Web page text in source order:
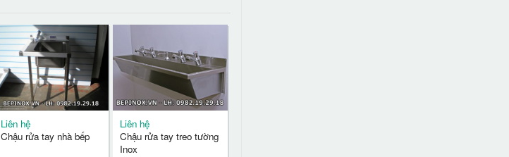
Liên hệ
Chậu rửa tay nhà bếp
Liên hệ
Chậu rửa tay treo tường
Inox